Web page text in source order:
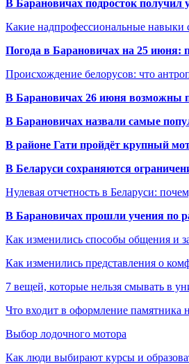
В Барановичах подросток получил
Какие надпрофессиональные навыки
Погода в Барановичах на 25 июня:
Происхождение белорусов: что
В Барановичах 26 июня возможны
В Барановичах назвали самые
В районе Гати пройдёт крупный
В Беларуси сохраняются
Нулевая отчетность в Беларуси:
В Барановичах прошли учения по
Как изменились способы общения и
Как изменились представления о
7 вещей, которые нельзя смывать в
Что входит в оформление памятника
Выбор лодочного мотора
Как люди выбирают курсы и